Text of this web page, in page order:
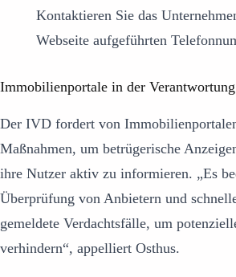
Kontaktieren Sie das
Webseite aufgeführten
Immobilienportale in der Verantwortung
Der IVD fordert von
Maßnahmen, um betrügerische
ihre Nutzer aktiv zu informieren. „Es
Überprüfung von Anbietern und
gemeldete Verdachtsfälle, um
verhindern“, appelliert Osthus.